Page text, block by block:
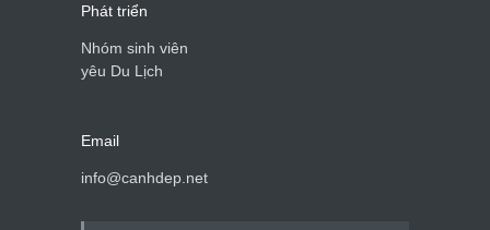
Phát triển
Nhóm sinh viên
yêu Du Lịch
Email
info@canhdep.net